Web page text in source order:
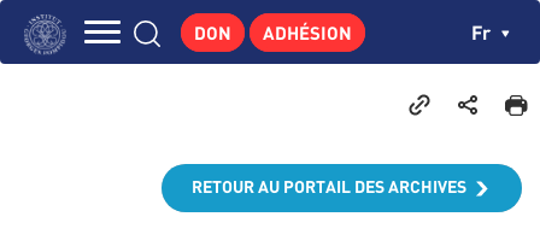
Aller
CENTRE DE RECHERCHES
PUBLICATIONS
DON ADHÉSION Fr
RETOUR AU PORTAIL DES ARCHIVES
Panneau de gestion des cookies